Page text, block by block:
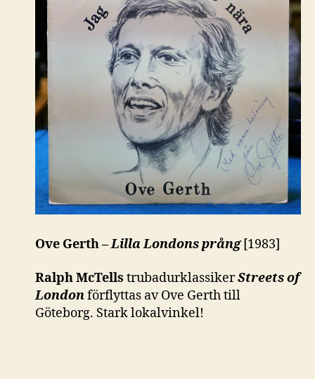
Ove Gerth –Lilla Londons prång[1983]
Ralph McTells trubadurklassikerStreets of
Londonförflyttas av Ove Gerth till
Göteborg. Stark lokalvinkel!